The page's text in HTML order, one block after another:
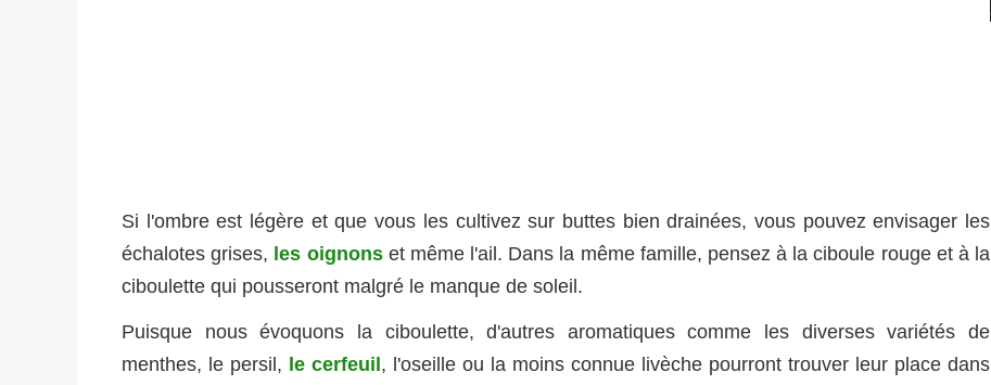
Si l'ombre est légère et que vous les cultivez sur buttes bien drainées, vous pouvez envisager les
échalotes grises, les oignonset même l'ail. Dans la même famille, pensez à la ciboule rouge et à la
ciboulette qui pousseront malgré le manque de soleil.
Puisque nous évoquons la ciboulette, d'autres aromatiques comme les diverses variétés de
menthes, le persil, le cerfeuil , l'oseille ou la moins connue livèche pourront trouver leur place dans